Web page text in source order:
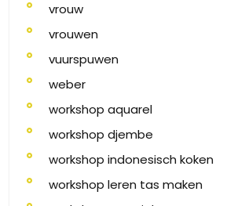
vrouw
vrouwen
vuurspuwen
weber
workshop aquarel
workshop djembe
workshop indonesisch koken
workshop leren tas maken